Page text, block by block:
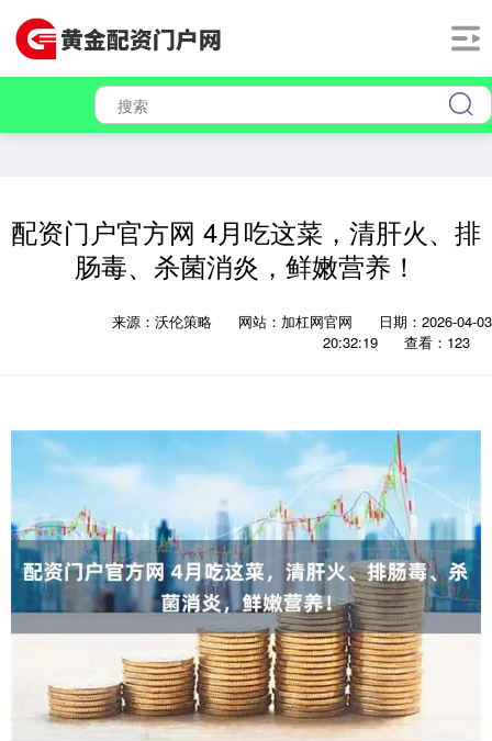
配资门户官方网 4月吃这菜，清肝火、排
肠毒、杀菌消炎，鲜嫩营养！
来源：沃伦策略 网站：加杠网官网
日期：2026-04-03
20:32:19
查看：123